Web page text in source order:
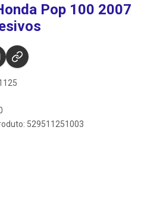
Pop 100 2007
529511251003